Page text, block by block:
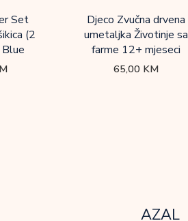
Set
(2
Djeco Zvučna drvena
umetaljka Životinje sa
farme 12+ mjeseci
65,00 KM
AZAL